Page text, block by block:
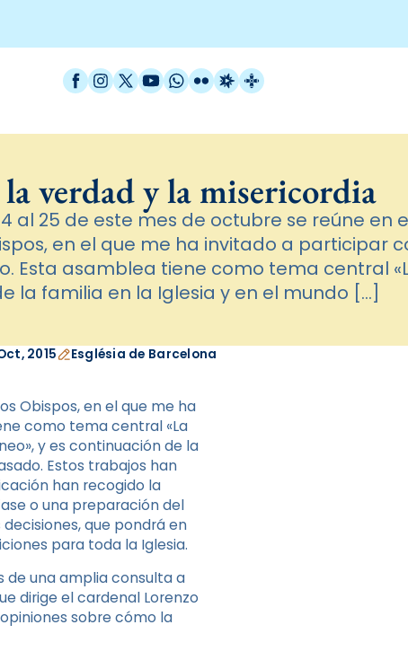
Facebook
Instagram
X / Twitter
YouTube
WhatsApp
FlickrRadio Estel
Catalunya Cristiana
verdad y la misericordia
al 25 de este mes de octubre se reúne en
en el que me ha invitado a participar
Esta asamblea tiene como tema central
la familia en la Iglesia y en el mundo […]
2015 Església de Barcelona
Obispos, en el que me ha
como tema central «La
y es continuación de la
Estos trabajos han
han recogido la
o una preparación del
que pondrá en
para toda la Iglesia.
de una amplia consulta a
dirige el cardenal Lorenzo
sobre cómo la